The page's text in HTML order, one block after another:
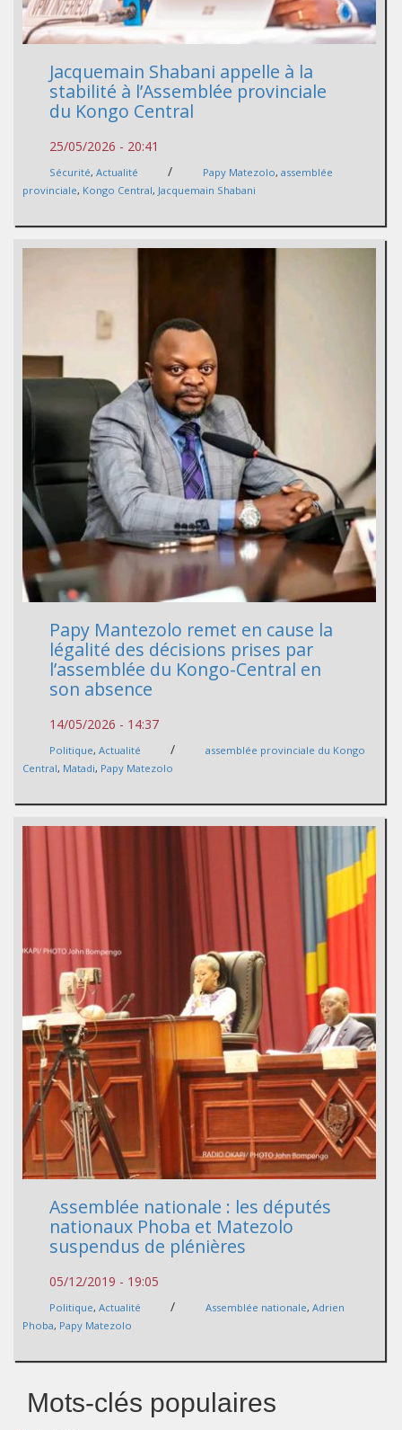
Jacquemain Shabani appelle à la
stabilité à l’Assemblée provinciale
du Kongo Central
25/05/2026 - 20:41
Sécurité, Actualité / Papy Matezolo, assemblée
provinciale, Kongo Central, Jacquemain Shabani
Papy Mantezolo remet en cause la
légalité des décisions prises par
l’assemblée du Kongo-Central en
son absence
14/05/2026 - 14:37
Politique, Actualité /
assemblée provinciale du Kongo
Central, Matadi, Papy Matezolo
Assemblée nationale : les députés
nationaux Phoba et Matezolo
suspendus de plénières
05/12/2019 - 19:05
Politique, Actualité / Assemblée nationale, Adrien
Phoba, Papy Matezolo
Mots-clés populaires